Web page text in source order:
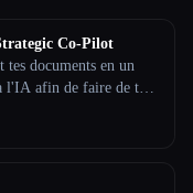
Co-Pilot
documents en un
l'IA afin de faire de ton